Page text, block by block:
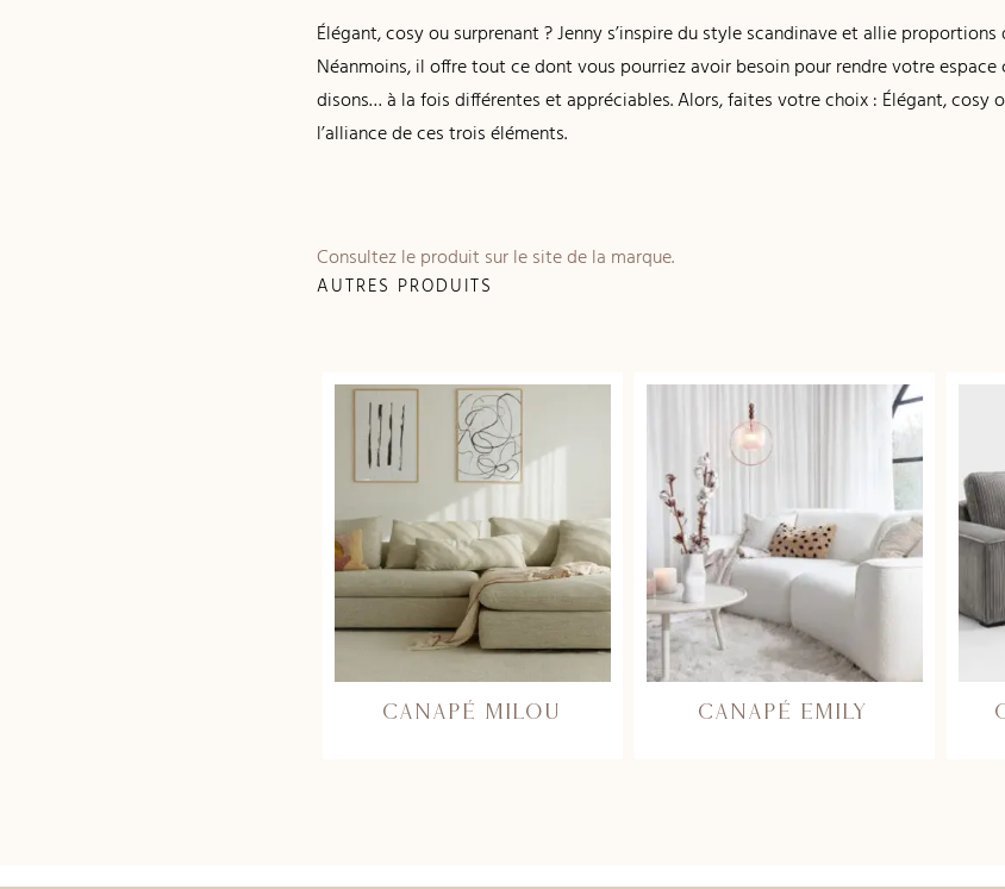
Élégant, cosy ou surprenant ? Jenny s’inspire du style scandinave et allie
Néanmoins, il offre tout ce dont vous pourriez avoir besoin pour rendre votre espace
disons… à la fois différentes et appréciables. Alors, faites votre choix : Élégant, cosy
l’alliance de ces trois éléments.
Consultez le produit sur le site de la marque.
AUTRES PRODUITS
CANAPÉ MILOU CANAPÉ EMILY